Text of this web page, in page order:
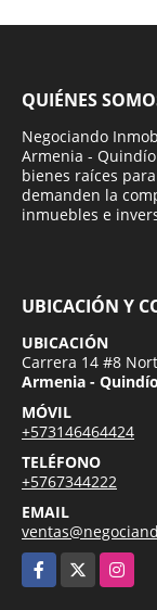
QUIÉNES
Negociando
Armenia -
bienes raíces
demanden la
inmuebles e
UBICACIÓN Y
UBICACIÓN
Carrera 14 #8
Armenia -
MÓVIL
+573146464424
TELÉFONO
+5767344222
EMAIL
Facebook